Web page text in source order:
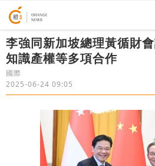
李強同新加坡總理黃循財
知識產權等多項合作
國際
2025-06-24 09:05